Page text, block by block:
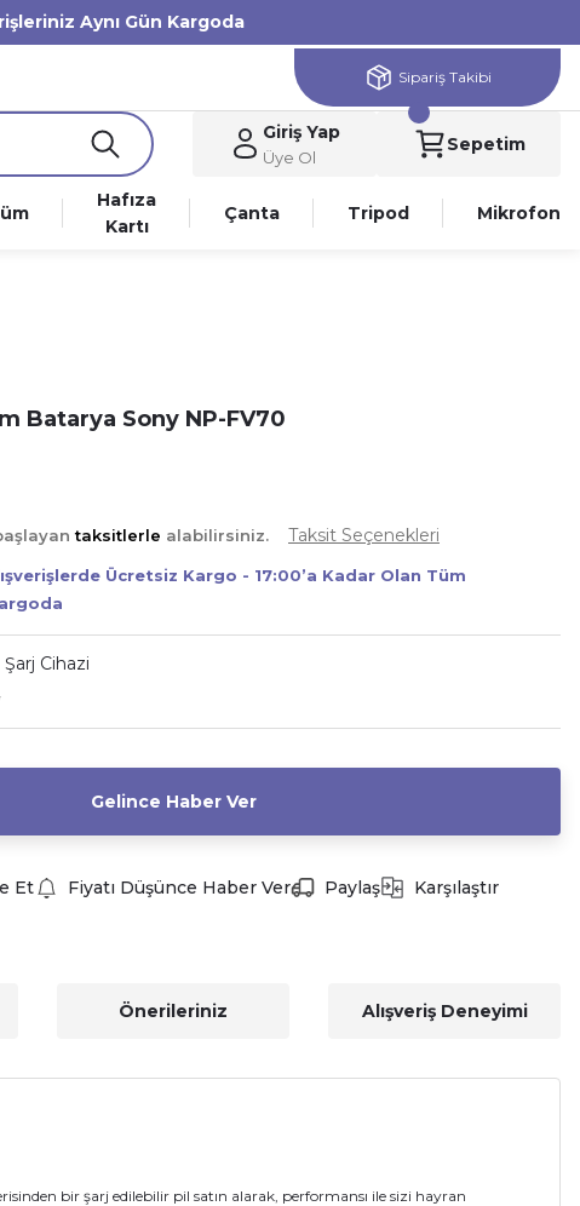
Aynı Gün Kargoda
Sipariş Takibi
Giriş Yap
Üye Ol
Sepetim
Hafıza
Kartı
Çanta Tripod Mikrofon
Batarya Sony NP-FV70
taksitlerle alabilirsiniz. Taksit Seçenekleri
Ücretsiz Kargo - 17:00’a Kadar Olan Tüm
Cihazi
Gelince Haber Ver
Et Fiyatı Düşünce Haber Ver Paylaş Karşılaştır
Önerileriniz Alışveriş Deneyimi
bir şarj edilebilir pil satın alarak, performansı ile sizi hayran